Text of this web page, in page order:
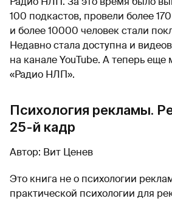
100 подкастов, провели более
и более 10000 человек стали
Недавно стала доступна и
на канале YouTube. А теперь еще
«Радио НЛП».
Психология рекламы.
25-й кадр
Автор: Вит Ценев
Это книга не о психологии
практической психологии для